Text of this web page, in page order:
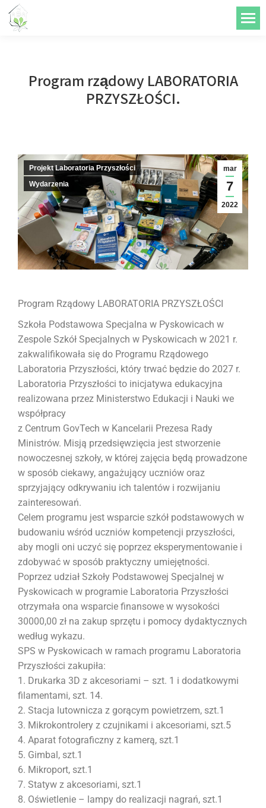
treści
Program rządowy LABORATORIA
PRZYSZŁOŚCI.
mar
7
2022
Projekt Laboratoria Przyszłości
Wydarzenia
Program Rządowy LABORATORIA PRZYSZŁOŚCI
Szkoła Podstawowa Specjalna w Pyskowicach w
Zespole Szkół Specjalnych w Pyskowicach w 2021 r.
zakwalifikowała się do Programu Rządowego
Laboratoria Przyszłości, który trwać będzie do 2027 r.
Laboratoria Przyszłości to inicjatywa edukacyjna
realizowana przez Ministerstwo Edukacji i Nauki we
współpracy
z Centrum GovTech w Kancelarii Prezesa Rady
Ministrów. Misją przedsięwzięcia jest stworzenie
nowoczesnej szkoły, w której zajęcia będą prowadzone
w sposób ciekawy, angażujący uczniów oraz
sprzyjający odkrywaniu ich talentów i rozwijaniu
zainteresowań.
Celem programu jest wsparcie szkół podstawowych w
budowaniu wśród uczniów kompetencji przyszłości,
aby mogli oni uczyć się poprzez eksperymentowanie i
zdobywać w sposób praktyczny umiejętności.
Poprzez udział Szkoły Podstawowej Specjalnej w
Pyskowicach w programie Laboratoria Przyszłości
otrzymała ona wsparcie finansowe w wysokości
30000,00 zł na zakup sprzętu i pomocy dydaktycznych
według wykazu.
SPS w Pyskowicach w ramach programu Laboratoria
Przyszłości zakupiła:
1. Drukarka 3D z akcesoriami – szt. 1 i dodatkowymi
filamentami, szt. 14.
2. Stacja lutownicza z gorącym powietrzem, szt.1
3. Mikrokontrolery z czujnikami i akcesoriami, szt.5
4. Aparat fotograficzny z kamerą, szt.1
5. Gimbal, szt.1
6. Mikroport, szt.1
7. Statyw z akcesoriami, szt.1
8. Oświetlenie – lampy do realizacji nagrań, szt.1